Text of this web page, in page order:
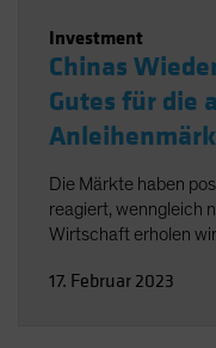
Investment
Chinas
Gutes für die
Die Märkte haben
reagiert, wenngleich
Wirtschaft erholen
17. Februar 2023